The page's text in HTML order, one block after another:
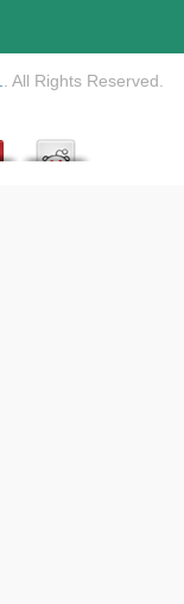
. All Rights Reserved.